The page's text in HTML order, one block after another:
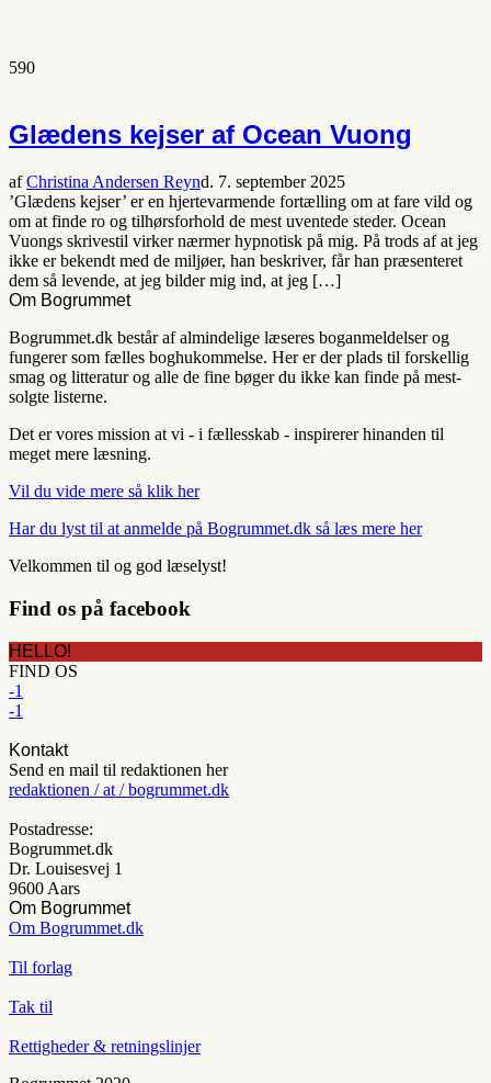
590
Glædens kejser af Ocean Vuong
afChristina Andersen Reynd. 7. september 2025
’Glædens kejser’ er en hjertevarmende fortælling om at fare vild og
om at finde ro og tilhørsforhold de mest uventede steder. Ocean
Vuongs skrivestil virker nærmer hypnotisk på mig. På trods af at jeg
ikke er bekendt med de miljøer, han beskriver, får han præsenteret
dem så levende, at jeg bilder mig ind, at jeg […]
Om Bogrummet
Bogrummet.dk består af almindelige læseres boganmeldelser og
fungerer som fælles boghukommelse. Her er der plads til forskellig
smag og litteratur og alle de fine bøger du ikke kan finde på mest-
solgte listerne.
Det er vores mission at vi - i fællesskab - inspirerer hinanden til
meget mere læsning.
Vil du vide mere så klik her
Har du lyst til at anmelde på Bogrummet.dk så læs mere her
Velkommen til og god læselyst!
Find os på facebook
HELLO!
FIND OS
-1
-1
Kontakt
Send en mail til redaktionen her
redaktionen / at / bogrummet.dk
Postadresse:
Bogrummet.dk
Dr. Louisesvej 1
9600 Aars
Om Bogrummet
Om Bogrummet.dk
Til forlag
Tak til
Rettigheder & retningslinjer